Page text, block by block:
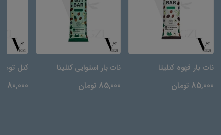
نات بار قهوه کنلیتا
85,000 تومان
نات بار استوایی کنلیتا
85,000 تومان
کنل توت
80,000 تومان